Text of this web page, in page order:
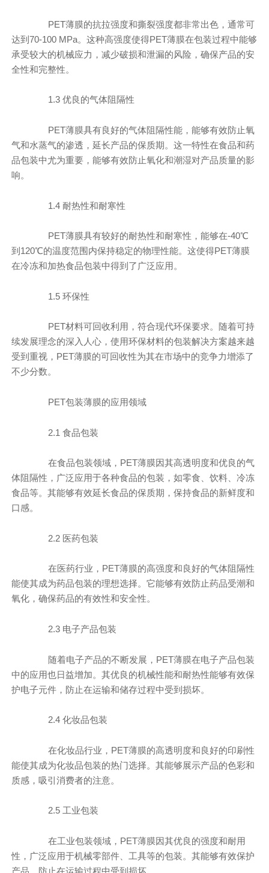
PET薄膜的抗拉强度和撕裂强度都非常出色，通常可
达到70-100 MPa。这种高强度使得PET薄膜在包装过程中能够
承受较大的机械应力，减少破损和泄漏的风险，确保产品的安
全性和完整性。
1.3 优良的气体阻隔性
PET薄膜具有良好的气体阻隔性能，能够有效防止氧
气和水蒸气的渗透，延长产品的保质期。这一特性在食品和药
品包装中尤为重要，能够有效防止氧化和潮湿对产品质量的影
响。
1.4 耐热性和耐寒性
PET薄膜具有较好的耐热性和耐寒性，能够在-40℃
到120℃的温度范围内保持稳定的物理性能。这使得PET薄膜
在冷冻和加热食品包装中得到了广泛应用。
1.5 环保性
PET材料可回收利用，符合现代环保要求。随着可持
续发展理念的深入人心，使用环保材料的包装解决方案越来越
受到重视，PET薄膜的可回收性为其在市场中的竞争力增添了
不少分数。
PET包装薄膜的应用领域
2.1 食品包装
在食品包装领域，PET薄膜因其高透明度和优良的气
体阻隔性，广泛应用于各种食品的包装，如零食、饮料、冷冻
食品等。其能够有效延长食品的保质期，保持食品的新鲜度和
口感。
2.2 医药包装
在医药行业，PET薄膜的高强度和良好的气体阻隔性
能使其成为药品包装的理想选择。它能够有效防止药品受潮和
氧化，确保药品的有效性和安全性。
2.3 电子产品包装
随着电子产品的不断发展，PET薄膜在电子产品包装
中的应用也日益增加。其优良的机械性能和耐热性能够有效保
护电子元件，防止在运输和储存过程中受到损坏。
2.4 化妆品包装
在化妆品行业，PET薄膜的高透明度和良好的印刷性
能使其成为化妆品包装的热门选择。其能够展示产品的色彩和
质感，吸引消费者的注意。
2.5 工业包装
在工业包装领域，PET薄膜因其优良的强度和耐用
性，广泛应用于机械零部件、工具等的包装。其能够有效保护
产品，防止在运输过程中受到损坏。